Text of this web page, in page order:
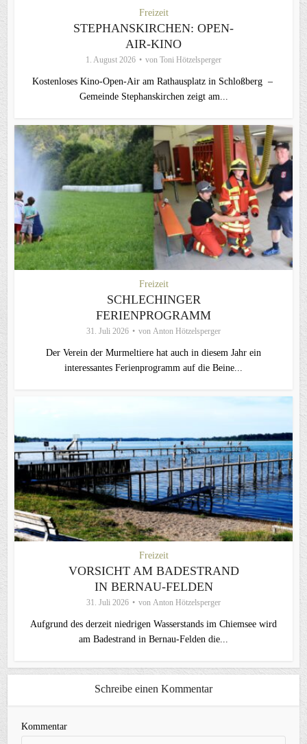
Freizeit
STEPHANSKIRCHEN: OPEN-
AIR-KINO
1. August 2026 von Toni Hötzelsperger
Kostenloses Kino-Open-Air am Rathausplatz in Schloßberg –
Gemeinde Stephanskirchen zeigt am...
Freizeit
SCHLECHINGER
FERIENPROGRAMM
31. Juli 2026 von Anton Hötzelsperger
Der Verein der Murmeltiere hat auch in diesem Jahr ein
interessantes Ferienprogramm auf die Beine...
Freizeit
VORSICHT AM BADESTRAND
IN BERNAU-FELDEN
31. Juli 2026 von Anton Hötzelsperger
Aufgrund des derzeit niedrigen Wasserstands im Chiemsee wird
am Badestrand in Bernau-Felden die...
Schreibe einen Kommentar
Kommentar